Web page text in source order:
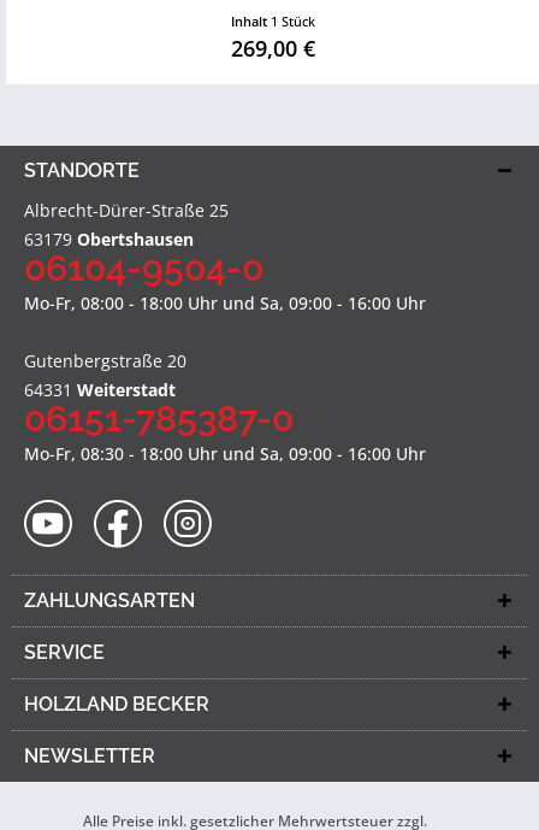
Inhalt 1 Stück
269,00 €
STANDORTE
Albrecht-Dürer-Straße 25
63179 Obertshausen
06104-9504-0
Mo-Fr, 08:00 - 18:00 Uhr und Sa, 09:00 - 16:00 Uhr
Gutenbergstraße 20
64331 Weiterstadt
06151-785387-0
Mo-Fr, 08:30 - 18:00 Uhr und Sa, 09:00 - 16:00 Uhr
ZAHLUNGSARTEN
SERVICE
HOLZLAND BECKER
NEWSLETTER
Alle Preise inkl. gesetzlicher Mehrwertsteuer zzgl.